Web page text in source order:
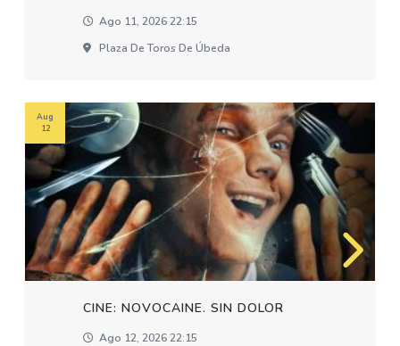
Ago 11, 2026 22:15
Plaza De Toros De Úbeda
CINE: NOVOCAINE. SIN DOLOR
Ago 12, 2026 22:15
Aug
12